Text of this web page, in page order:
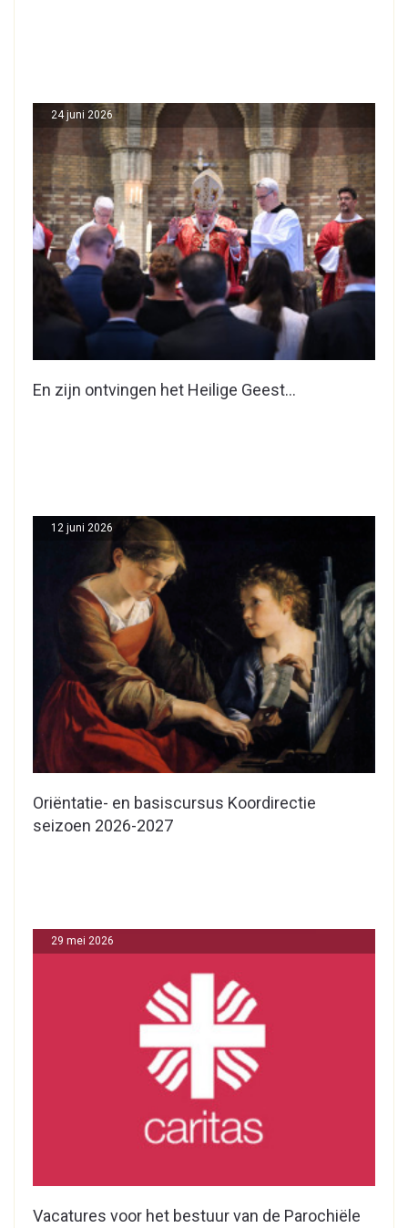
En zijn ontvingen het Heilige Geest…
24 juni 2026
Oriëntatie- en basiscursus Koordirectie
seizoen 2026-2027
12 juni 2026
Vacatures voor het bestuur van de Parochiële
29 mei 2026